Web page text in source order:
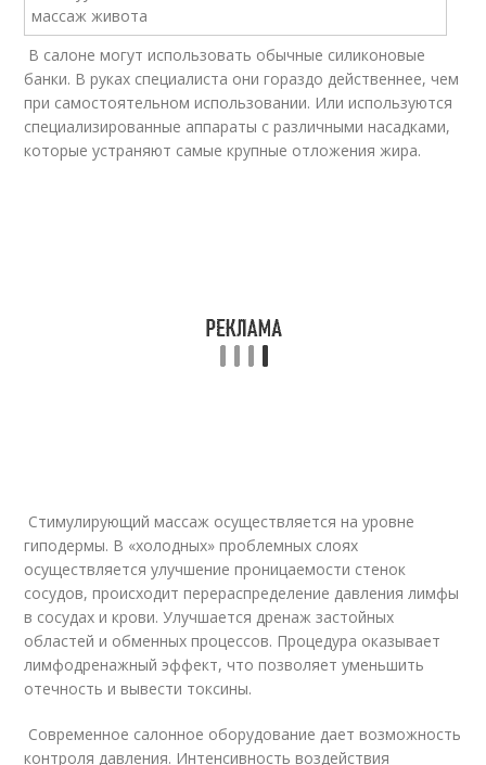
В салоне могут использовать обычные силиконовые
банки. В руках специалиста они гораздо действеннее, чем
при самостоятельном использовании. Или используются
специализированные аппараты с различными насадками,
которые устраняют самые крупные отложения жира.
Стимулирующий массаж осуществляется на уровне
гиподермы. В «холодных» проблемных слоях
осуществляется улучшение проницаемости стенок
сосудов, происходит перераспределение давления лимфы
в сосудах и крови. Улучшается дренаж застойных
областей и обменных процессов. Процедура оказывает
лимфодренажный эффект, что позволяет уменьшить
отечность и вывести токсины.
Современное салонное оборудование дает возможность
контроля давления. Интенсивность воздействия